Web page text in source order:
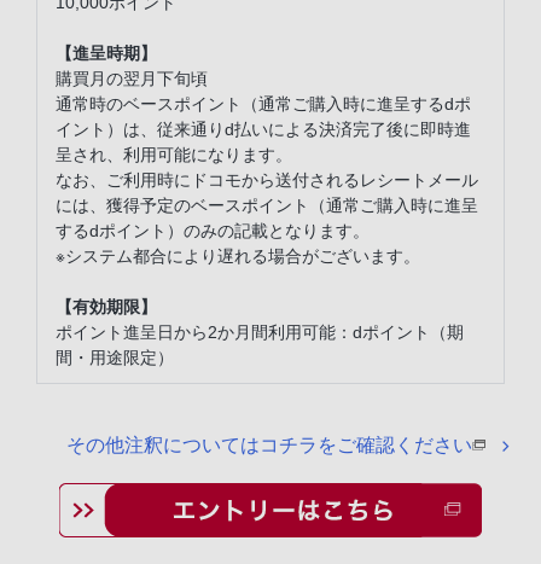
【進呈時期】
購買月の翌月下旬頃
通常時のベースポイント（通常ご購入時に進呈するdポ
イント）は、従来通りd払いによる決済完了後に即時進
呈され、利用可能になります。
なお、ご利用時にドコモから送付されるレシートメール
には、獲得予定のベースポイント（通常ご購入時に進呈
するdポイント）のみの記載となります。
※システム都合により遅れる場合がございます。
【有効期限】
ポイント進呈日から2か月間利用可能：dポイント（期
間・用途限定）
その他注釈についてはコチラをご確認ください